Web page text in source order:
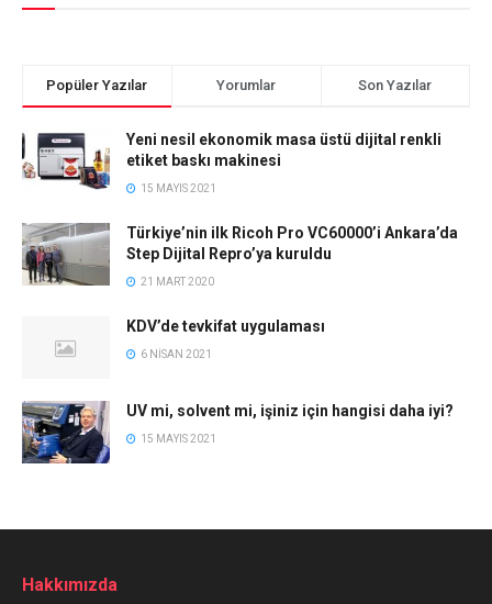
Popüler Yazılar Yorumlar Son Yazılar
Yeni nesil ekonomik masa üstü dijital renkli
etiket baskı makinesi
15 MAYIS 2021
Türkiye’nin ilk Ricoh Pro VC60000’i Ankara’da
Step Dijital Repro’ya kuruldu
21 MART 2020
KDV’de tevkifat uygulaması
6 NISAN 2021
UV mi, solvent mi, işiniz için hangisi daha iyi?
15 MAYIS 2021
Hakkımızda